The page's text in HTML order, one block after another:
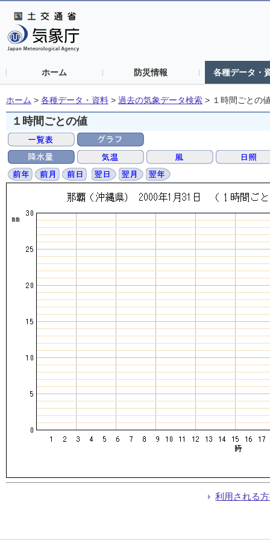
ホーム 防災情報 各種データ・
ホーム > 各種データ・資料 > 過去の気象データ検索 > １時間ごとの
１時間ごとの値
利用される